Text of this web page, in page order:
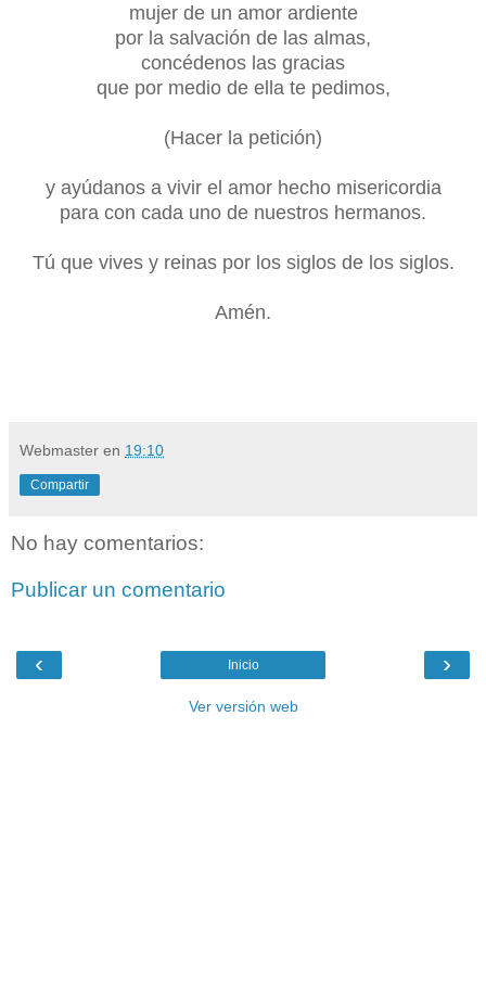
mujer de un amor ardiente
por la salvación de las almas,
concédenos las gracias
que por medio de ella te pedimos,
(Hacer la petición)
y ayúdanos a vivir el amor hecho misericordia
para con cada uno de nuestros hermanos.
Tú que vives y reinas por los siglos de los siglos.
Amén.
Webmaster en 19:10
Compartir
No hay comentarios:
Publicar un comentario
‹ ›
Inicio
Ver versión web